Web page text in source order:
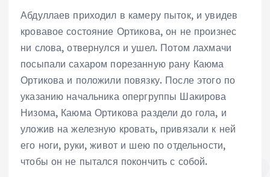
Абдуллаев приходил в камеру пыток, и увидев
кровавое состояние Ортикова, он не произнес
ни слова, отвернулся и ушел. Потом лахмачи
посыпали сахаром порезанную рану Каюма
Ортикова и положили повязку. После этого по
указанию начальника опергруппы Шакирова
Низома, Каюма Ортикова раздели до гола, и
уложив на железную кровать, привязали к ней
его ноги, руки, живот и шею по отдельности,
чтобы он не пытался покончить с собой.